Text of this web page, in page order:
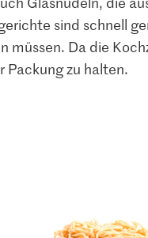
sind schnell
müssen. Da die
Packung zu halten.